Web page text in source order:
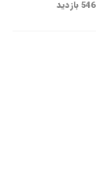
546 بازدید